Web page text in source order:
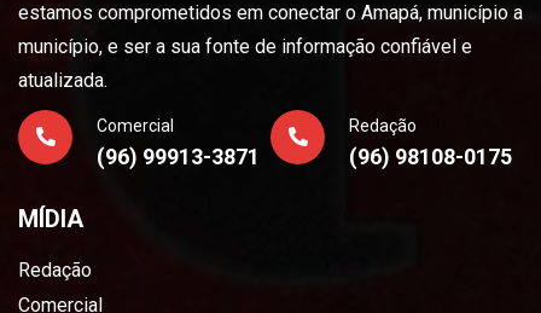
estamos comprometidos em conectar o Amapá, município a
município, e ser a sua fonte de informação confiável e
atualizada.
Comercial
(96) 99913-3871
Redação
(96) 98108-0175
MÍDIA
Redação
Comercial